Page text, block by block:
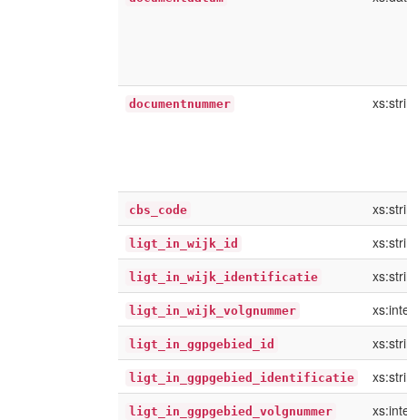
documentnummer
cbs_code
ligt_in_wijk_id
ligt_in_wijk_identificatie
ligt_in_wijk_volgnummer
ligt_in_ggpgebied_id
ligt_in_ggpgebied_identificatie
ligt_in_ggpgebied_volgnummer